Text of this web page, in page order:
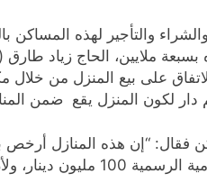
على بيع المنزل من خلال
لكون المنزل يقع ضمن
“إن هذه المنازل أرخص
العشوائية عشرة ملايين،